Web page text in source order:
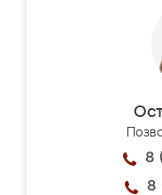
8
8